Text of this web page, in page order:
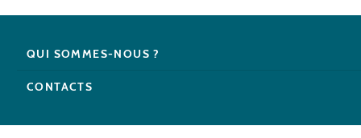
QUI SOMMES-NOUS ?
CONTACTS